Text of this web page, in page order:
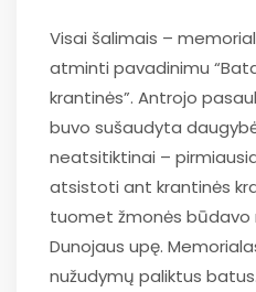
Visai šalimais –
atminti pavadinimu
krantinės”. Antrojo
buvo sušaudyta
neatsitiktinai –
atsistoti ant krantinės
tuomet žmonės būdavo
Dunojaus upę.
nužudymų paliktus batus.